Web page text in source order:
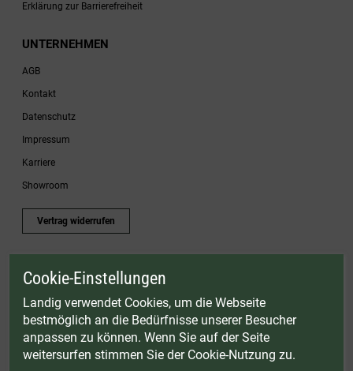
Erklärung zur Barrierefreiheit
UNTERNEHMEN
AGB
Kontakt
Datenschutz
Impressum
Karriere
Showroom
Vertrag widerrufen
* Gültig bis einschließlich 17.08.2026. Keine Barauszahlung möglich. Nicht mit
Zubehörartikel. Nicht einlösbar auf bereits rabattierte Sets.
© Landig 1982-2026 (44 Jahre Qualität)
Alle Preise inkl. gesetzl. Mehrwertsteuer, zuzüglich Versandkosten
Weitere Marken oder Shops der Landig + Lava GmbH & Co. KG: LAVA - Vakuumiergeräte
Cookie-Einstellungen
Landig verwendet Cookies, um die Webseite
bestmöglich an die Bedürfnisse unserer Besucher
anpassen zu können. Wenn Sie auf der Seite
weitersurfen stimmen Sie der Cookie-Nutzung zu.